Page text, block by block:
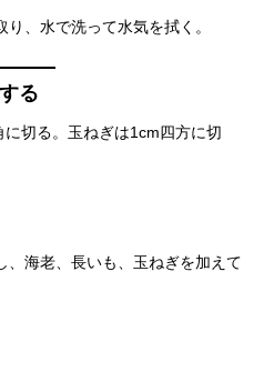
、水で洗って水気を拭く。
る
切る。玉ねぎは1cm四方に切
、海老、長いも、玉ねぎを加えて